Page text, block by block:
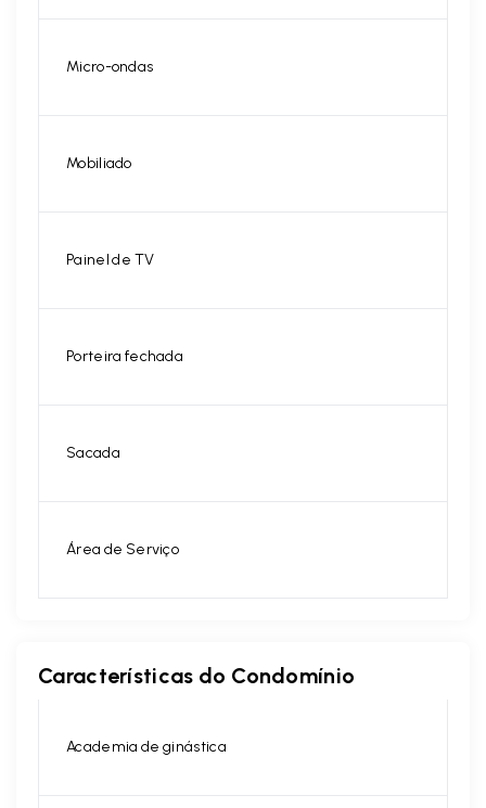
Micro-ondas
Mobiliado
Painel de TV
Porteira fechada
Sacada
Área de Serviço
Características do Condomínio
Academia de ginástica